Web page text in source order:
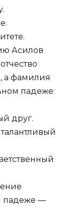
Асилов
а фамилия
падеже:
друг.
падеже —